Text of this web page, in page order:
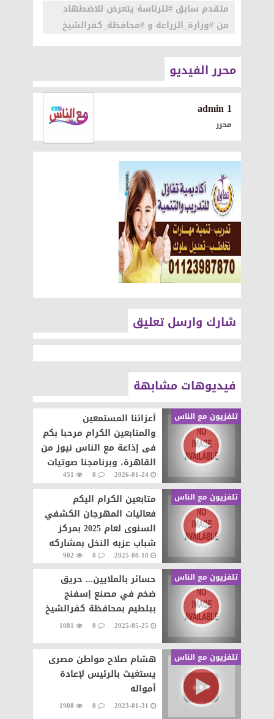
متقدم سابق #للرئاسة يتعرض للاضطهاد
من #وزارة_الزراعة و #محافظة_كفرالشيخ
محرر الفيديو
1 admin
محرر
شارك وارسل تعليق
فيديوهات مشابهة
تلفزيون مع الناس
أعزائنا المستمعين
والمتابعين الكرام مرحبا بكم
فى إذاعة مع الناس نيوز من
القاهرة، وبرنامجنا صوتيات
مع الناس من إعداد وتقديم
2026-01-24
0
451
تلفزيون مع الناس
متابعين الكرام اليكم
فعاليات المهرجان الكشفي
السنوى لعام 2025 بمركز
شباب عزبه النخل بمشاركه
العديد من مراكز الشباب
وتقديم عروض
2025-08-18
0
902
تلفزيون مع الناس
حسائر بالملايين... حريق
ضخم في مصنع إسفنج
ببلطيم بمحافظة كفرالشيخ
2025-05-25
0
1081
تلفزيون مع الناس
هشام صلاح مواطن مصرى
يستغيث بالرئيس لإعادة
أمواله
2023-01-31
0
1908